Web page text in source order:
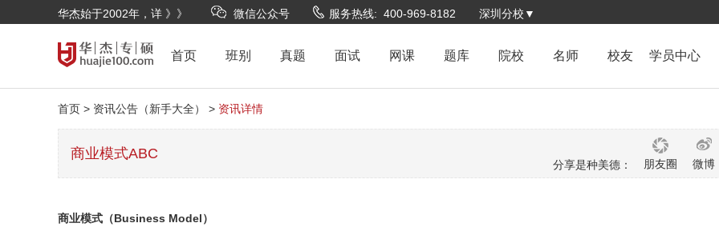
华杰始于2002年，详 》》 微信公众号 服务热线: 400-969-8182 深圳分校▼
首页 班别 真题 面试 网课 题库 院校 名师 校友 学员中心
首页 > 资讯公告（新手大全） > 资讯详情
商业模式ABC
朋友圈 微博
分享是种美德：
商业模式（Business Model）